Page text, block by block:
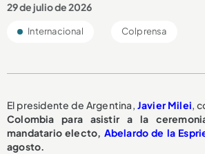
29 de julio de 2026
Internacional Colprensa
El presidente de Argentina, Javier Milei,
Colombia para asistir a la
mandatario electo, Abelardo de la
agosto.